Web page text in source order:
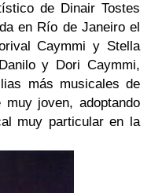
de Dinair Tostes
en Río de Janeiroel
Caymmi y Stella
Daniloy Dori Caymmi,
más musicales de
joven, adoptando
muy particular en la